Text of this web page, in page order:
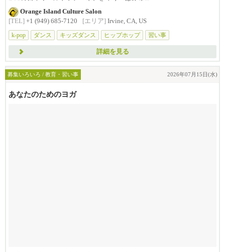
Orange Island Culture Salon
[TEL] +1 (949) 685-7120 [エリア] Irvine, CA, US
k-pop
ダンス キッズダンス ヒップホップ 習い事
詳細を見る
募集いろいろ / 教育・習い事 2026年07月15日(水)
あなたのためのヨガ